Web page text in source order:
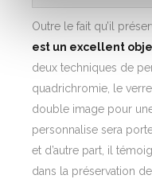
Outre le fait qu’il
est un excellent
deux techniques de
quadrichromie, le
double image pour
personnalise sera
et d’autre part, il
dans la préservation